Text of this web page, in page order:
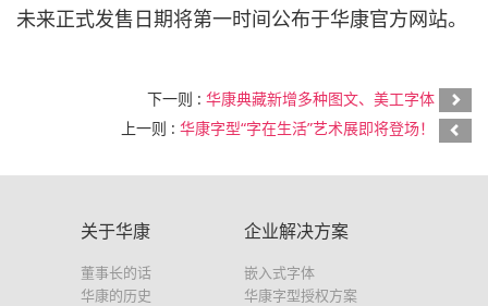
未来正式发售日期将第一时间公布于华康官方网站。
下一则 : 华康典藏新增多种图文、美工字体
上一则 : 华康字型“字在生活”艺术展即将登场！
关于华康
董事长的话
华康的历史
企业解决方案
嵌入式字体
华康字型授权方案